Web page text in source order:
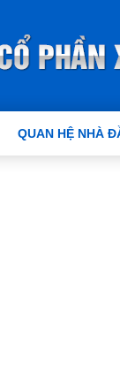
QUAN HỆ NHÀ